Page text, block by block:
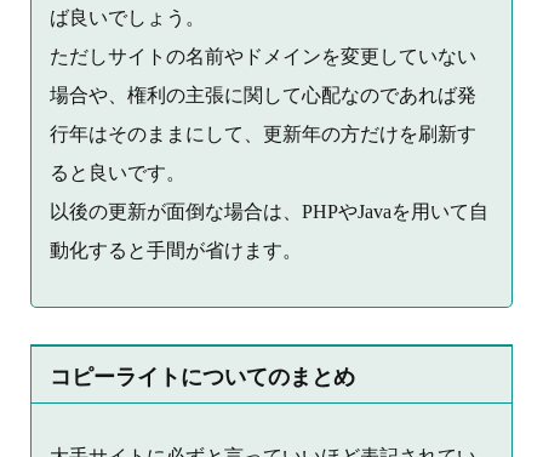
ば良いでしょう。
ただしサイトの名前やドメインを変更していない
場合や、権利の主張に関して心配なのであれば発
行年はそのままにして、更新年の方だけを刷新す
ると良いです。
以後の更新が面倒な場合は、PHPやJavaを用いて自
動化すると手間が省けます。
コピーライトについてのまとめ